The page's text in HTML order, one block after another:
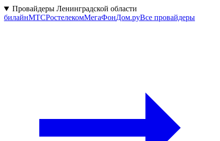
Провайдеры Ленинградской области
билайнМТСРостелекомМегаФонДом.руВсе провайдеры